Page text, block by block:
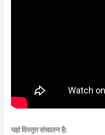
यहां विस्तृत संचालन है: